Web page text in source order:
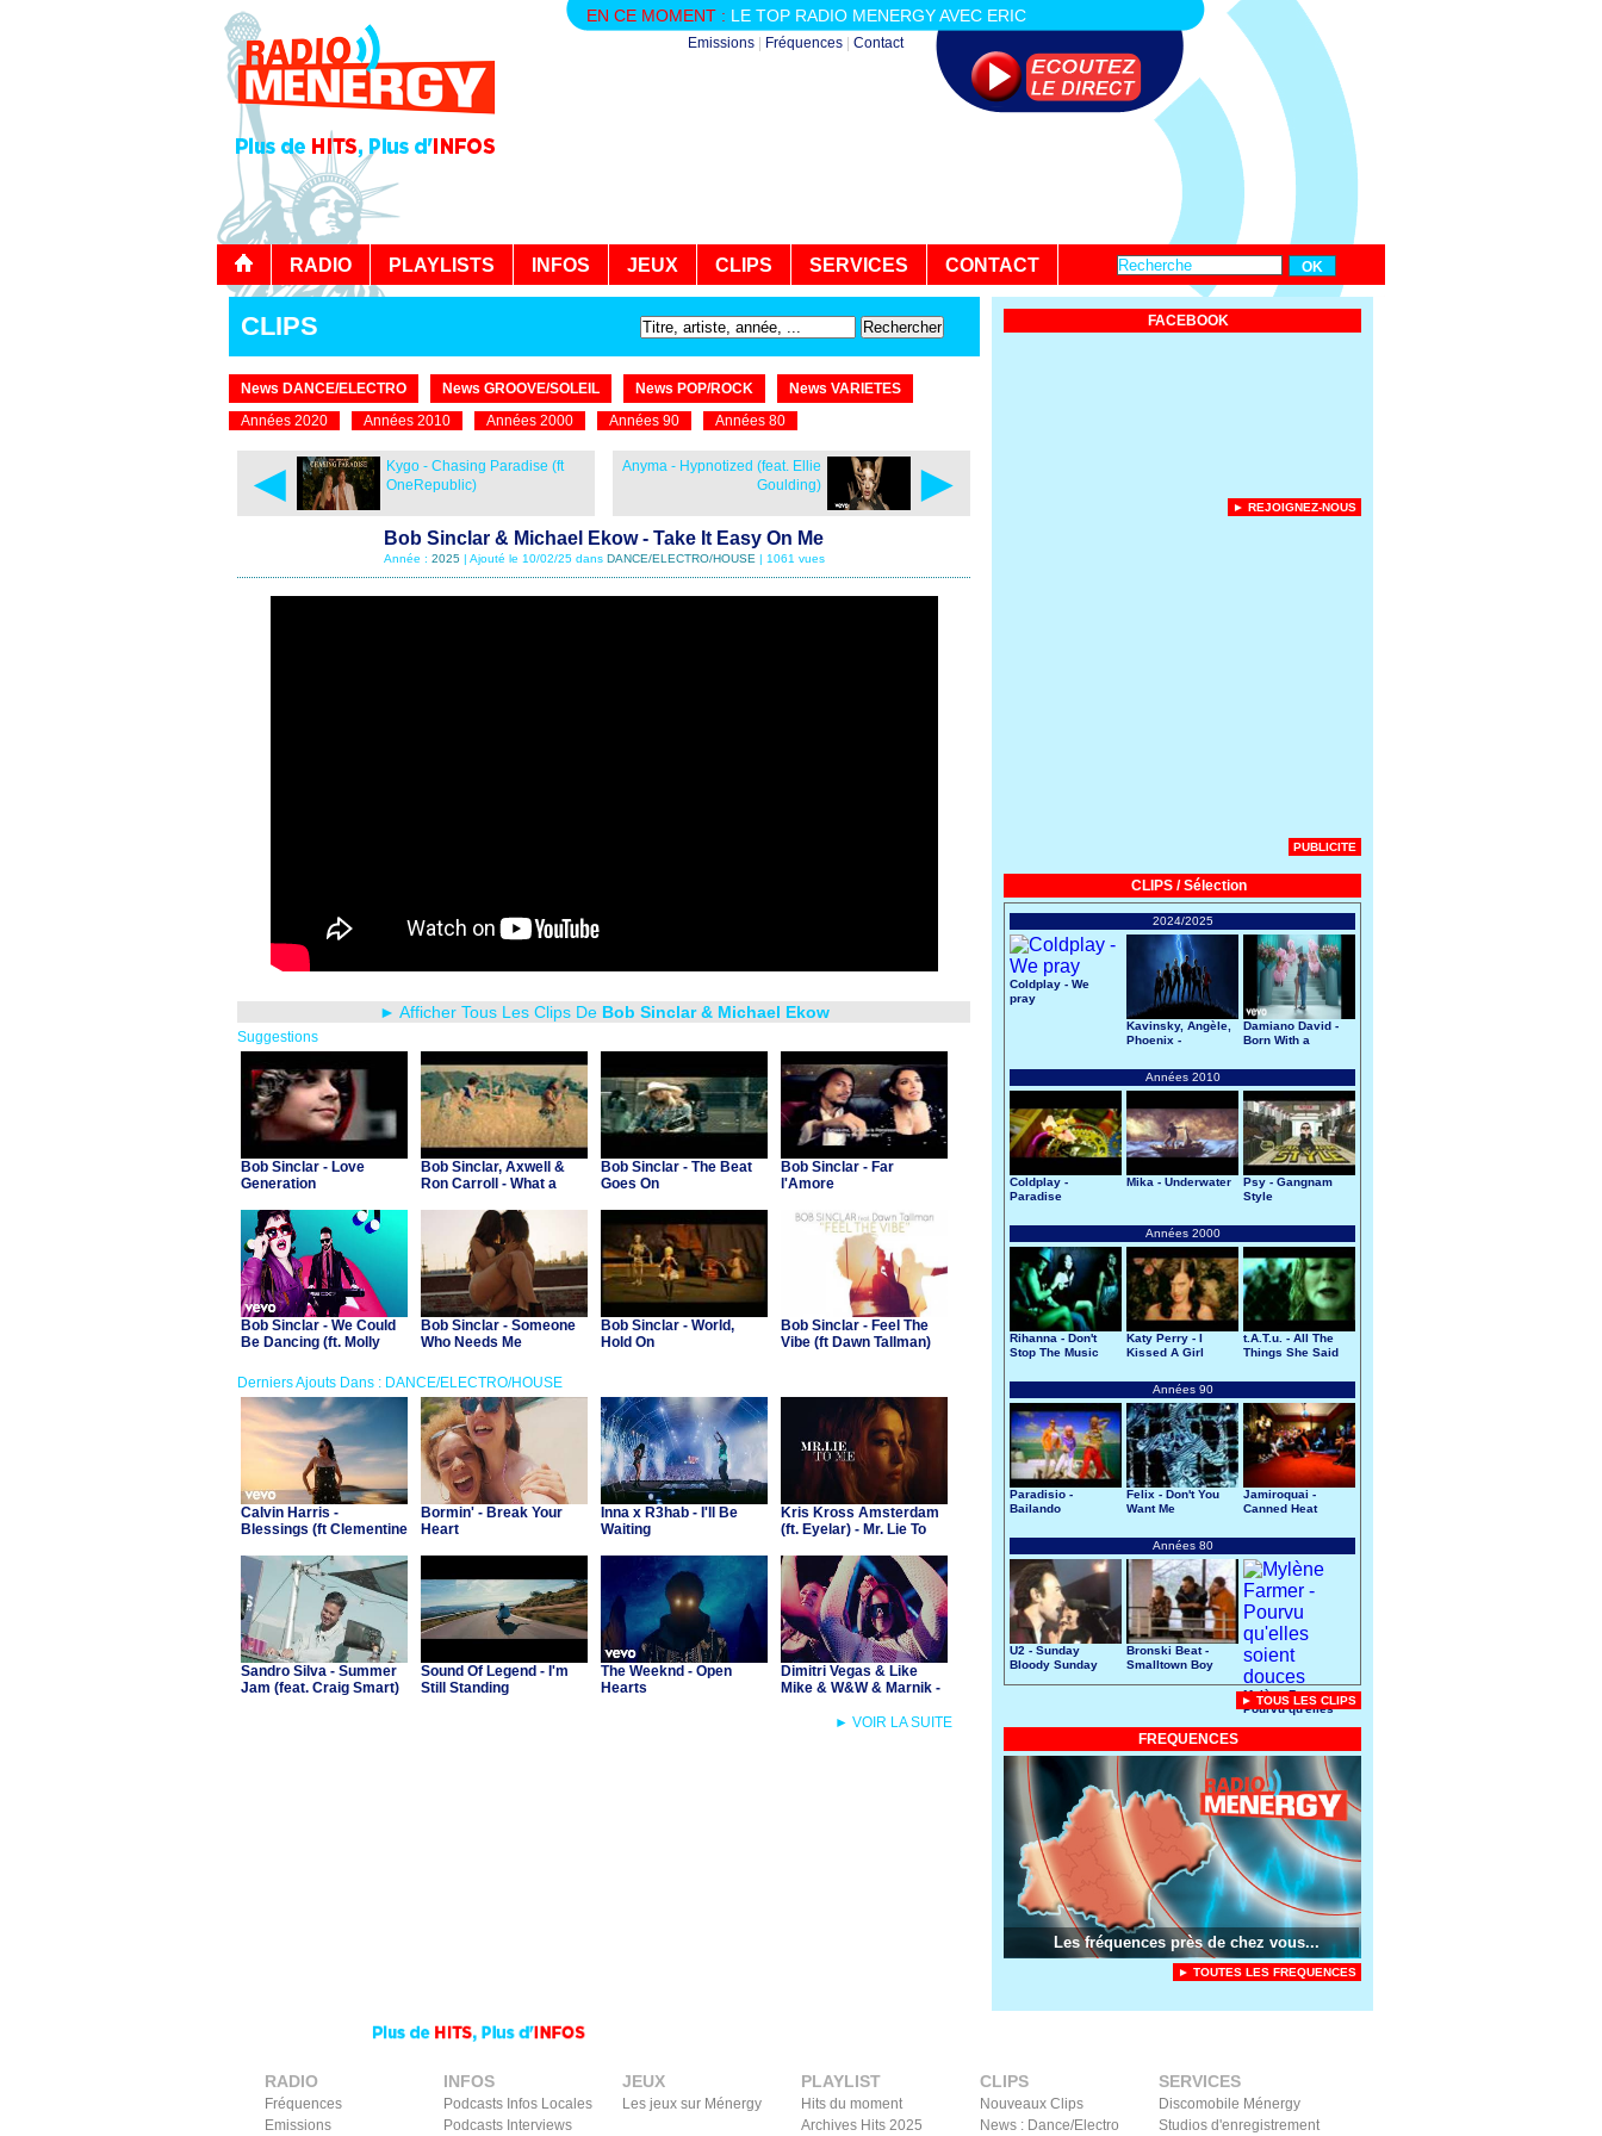
EN CE MOMENT : LE TOP RADIO MENERGY AVEC ERIC
Emissions Fréquences Contact
RADIO PLAYLISTS INFOS JEUX CLIPS SERVICES CONTACT
CLIPS
News DANCE/ELECTRO News GROOVE/SOLEIL News POP/ROCK
News VARIETES
Années 2020
Années 2010 Années 2000 Années 90 Années 80
◄
Kygo - Chasing Paradise (ft
OneRepublic)
►
Anyma - Hypnotized (feat. Ellie
Goulding)
Bob Sinclar & Michael Ekow - Take It Easy On Me
Année : 2025| Ajouté le 10/02/25 dans DANCE/ELECTRO/HOUSE | 1061 vues
► Afficher Tous Les Clips De Bob Sinclar & Michael Ekow
Suggestions
Bob Sinclar - Love
Generation
Bob Sinclar, Axwell &
Ron Carroll - What a
Bob Sinclar - The Beat
Goes On
Bob Sinclar - Far
l'Amore
Bob Sinclar - We Could
Be Dancing (ft. Molly
Bob Sinclar - Someone
Who Needs Me
Bob Sinclar - World,
Hold On
Bob Sinclar - Feel The
Vibe (ft Dawn Tallman)
Derniers Ajouts Dans : DANCE/ELECTRO/HOUSE
Calvin Harris -
Blessings (ft Clementine
Bormin' - Break Your
Heart
Inna x R3hab - I'll Be
Waiting
Kris Kross Amsterdam
(ft. Eyelar) - Mr. Lie To
Sandro Silva - Summer
Jam (feat. Craig Smart)
Sound Of Legend - I'm
Still Standing
The Weeknd - Open
Hearts
Dimitri Vegas & Like
Mike & W&W & Marnik -
► VOIR LA SUITE
FACEBOOK
► REJOIGNEZ-NOUS
PUBLICITE
CLIPS / Sélection
2024/2025
Coldplay - We
pray
Kavinsky, Angèle,
Phoenix -
Damiano David -
Born With a
Années 2010
Coldplay -
Paradise
Mika - Underwater
Psy - Gangnam
Style
Années 2000
Rihanna - Don't
Stop The Music
Katy Perry - I
Kissed A Girl
t.A.T.u. - All The
Things She Said
Années 90
Paradisio -
Bailando
Felix - Don't You
Want Me
Jamiroquai -
Canned Heat
Années 80
U2 - Sunday
Bloody Sunday
Bronski Beat -
Smalltown Boy
Mylène Farmer -
Pourvu qu'elles
► TOUS LES CLIPS
FREQUENCES
Les fréquences près de chez vous...
► TOUTES LES FREQUENCES
RADIO
Fréquences
Emissions
INFOS
Podcasts Infos Locales
Podcasts Interviews
JEUX
Les jeux sur Ménergy
PLAYLIST
Hits du moment
Archives Hits 2025
CLIPS
Nouveaux Clips
News : Dance/Electro
SERVICES
Discomobile Ménergy
Studios d'enregistrement